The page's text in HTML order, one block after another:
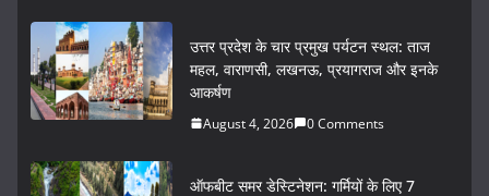
c
e
b
o
itt
er
ai
l
ar
e
उत्तर प्रदेश के चार प्रमुख पर्यटन स्थल: ताज
महल, वाराणसी, लखनऊ, प्रयागराज और इनके
आकर्षण
August 4, 2026 0 Comments
ऑफबीट समर डेस्टिनेशन: गर्मियों के लिए 7